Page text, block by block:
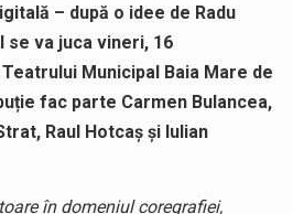
– după o idee de Radu
se va juca vineri, 16
Municipal Baia Mare de
fac parte Carmen Bulancea,
Raul Hotcaș și Iulian
în domeniul coregrafiei,